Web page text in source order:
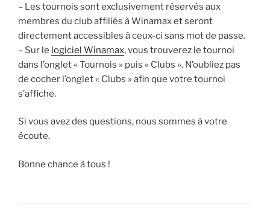
– Les tournois sont exclusivement réservés aux
membres du club affiliés à Winamax et seront
directement accessibles à ceux-ci sans mot de passe.
– Sur le logiciel Winamax, vous trouverez le tournoi
dans l’onglet « Tournois » puis « Clubs ». N’oubliez pas
de cocher l’onglet « Clubs » afin que votre tournoi
s’affiche.
Si vous avez des questions, nous sommes à votre
écoute.
Bonne chance à tous !